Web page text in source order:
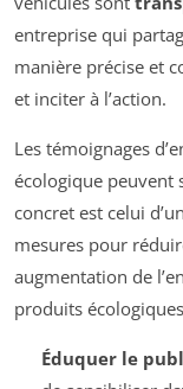
entreprise qui
manière précise et
et inciter à l’action.
Les témoignages
écologique peuvent
concret est celui
mesures pour
augmentation de
produits
Éduquer le